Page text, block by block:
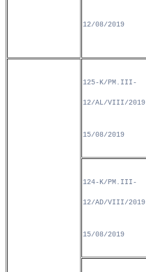
12/08/2019
125-K/PM.III-
12/AL/VIII/2019
15/08/2019
124-K/PM.III-
12/AD/VIII/2019
15/08/2019